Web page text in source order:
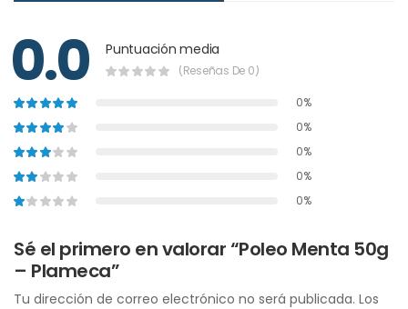
0.0 Puntuación media
(Reseñas De 0)
0%
0%
0%
0%
0%
Sé el primero en valorar “Poleo Menta 50g
– Plameca”
Tu dirección de correo electrónico no será publicada. Los